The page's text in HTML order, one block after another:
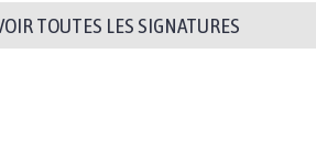
TOUTES LES SIGNATURES